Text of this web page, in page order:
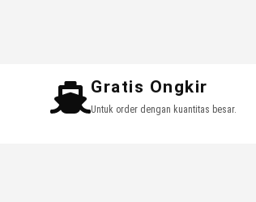
Gratis Ongkir
Untuk order dengan kuantitas besar.